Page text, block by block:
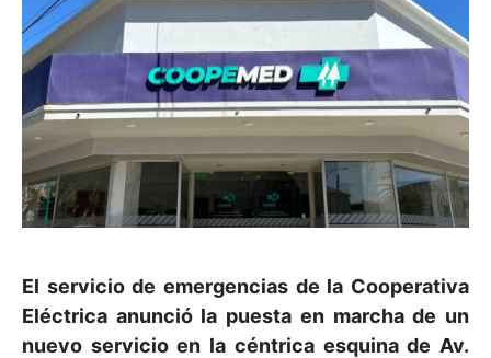
El servicio de emergencias de la Cooperativa
Eléctrica anunció la puesta en marcha de un
nuevo servicio en la céntrica esquina de Av.